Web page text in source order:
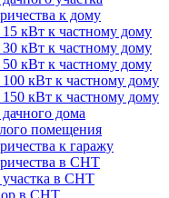
к дому
кВт к частному дому
кВт к частному дому
кВт к частному дому
кВт к частному дому
кВт к частному дому
дома
помещения
к гаражу
в СНТ
в СНТ
в СНТ